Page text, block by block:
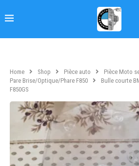
Home Shop Pièce auto Pièce Moto
Pare Brise/Optique/Phare F850
Bulle courte
F850GS